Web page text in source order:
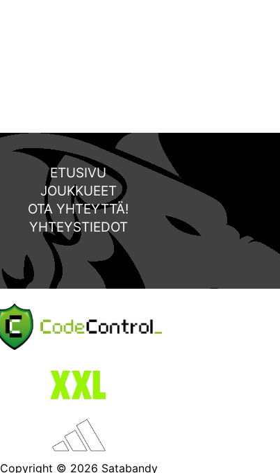
ETUSIVU
JOUKKUEET
OTA YHTEYTTÄ!
YHTEYSTIEDOT
Copyright © 2026 Satabandy